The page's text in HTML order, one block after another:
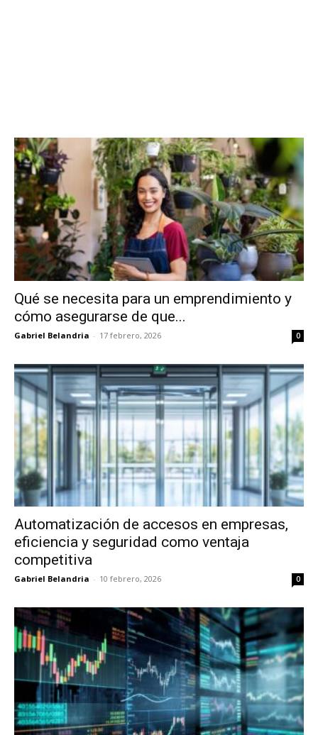
Qué se necesita para un emprendimiento y
cómo asegurarse de que...
Gabriel Belandria - 17 febrero, 2026 0
Automatización de accesos en empresas,
eficiencia y seguridad como ventaja
competitiva
Gabriel Belandria - 10 febrero, 2026 0